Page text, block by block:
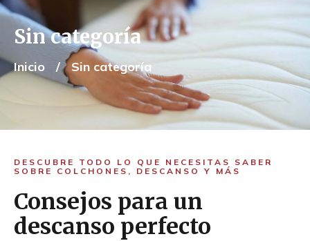
Sin categoría
Inicio / Sin categoría
DESCUBRE TODO LO QUE NECESITAS SABER
SOBRE COLCHONES, DESCANSO Y MÁS
Consejos para un
descanso perfecto